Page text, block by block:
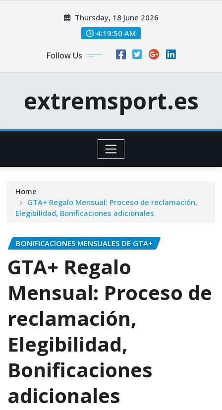
Thursday, 18 June 2026
4:19:51 AM
Follow Us
extremsport.es
Home
GTA+ Regalo Mensual: Proceso de reclamación,
Elegibilidad, Bonificaciones adicionales
BONIFICACIONES MENSUALES DE GTA+
GTA+ Regalo
Mensual: Proceso de
reclamación,
Elegibilidad,
Bonificaciones
adicionales